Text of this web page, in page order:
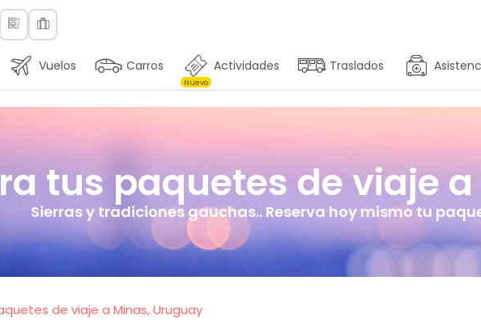
Vuelos Carros Actividades
Nuevo
Traslados
tus paquetes de viaje
Sierras y tradiciones gauchas.. Reserva hoy mismo tu
de viaje a Minas, Uruguay